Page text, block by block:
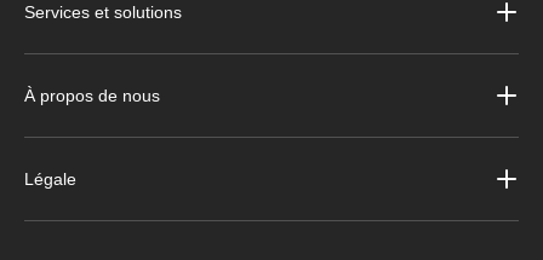
Quel est le plus petit casque de hockey? Les plus petits casques sont les
casques
Services et solutions
À propos de nous
Légale